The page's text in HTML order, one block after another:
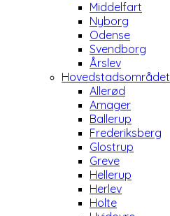
Middelfart
Nyborg
Odense
Svendborg
Årslev
Hovedstadsområdet
Allerød
Amager
Ballerup
Frederiksberg
Glostrup
Greve
Hellerup
Herlev
Holte